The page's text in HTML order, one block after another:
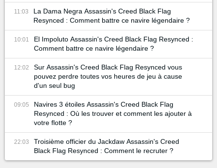
11:03
La Dama Negra Assassin's Creed Black Flag
Resynced : Comment battre ce navire légendaire ?
10:01
El Impoluto Assassin's Creed Black Flag Resynced :
Comment battre ce navire légendaire ?
12:02
Sur Assassin's Creed Black Flag Resynced vous
pouvez perdre toutes vos heures de jeu à cause
d'un seul bug
09:05
Navires 3 étoiles Assassin's Creed Black Flag
Resynced : Où les trouver et comment les ajouter à
votre flotte ?
22:03
Troisième officier du Jackdaw Assassin's Creed
Black Flag Resynced : Comment le recruter ?